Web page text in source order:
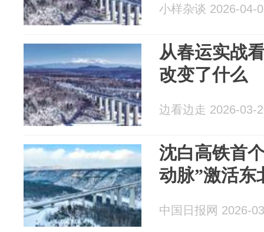
小样杂谈 2026-04-
从春运实战
改变了什么
边看边走 2026-03-
沈白高铁首
动脉”激活东
中国日报网 2026-